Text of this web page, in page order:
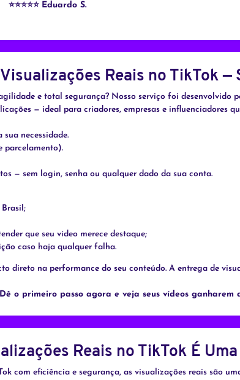
⭐⭐⭐⭐⭐ Eduardo S.
Reais no TikTok —
e total segurança? Nosso serviço foi desenvolvido
— ideal para criadores, empresas e influenciadores
necessidade.
parcelamento).
— sem login, senha ou qualquer dado da sua conta.
que seu vídeo merece destaque;
caso haja qualquer falha.
direto na performance do seu conteúdo. A entrega de
o primeiro passo agora e veja seus vídeos ganharem
Reais no TikTok É
com eficiência e segurança, as visualizações reais são